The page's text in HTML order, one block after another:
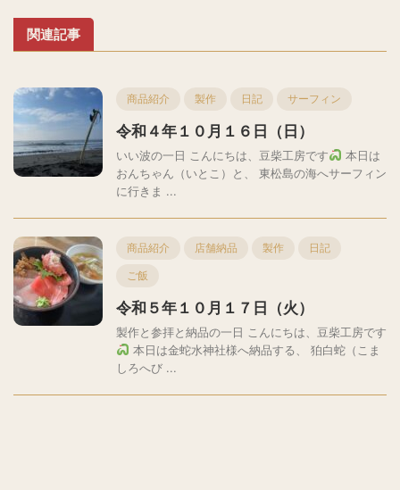
関連記事
商品紹介 製作 日記 サーフィン
令和４年１０月１６日（日）
いい波の一日 こんにちは、豆柴工房です
本日は
おんちゃん（いとこ）と、 東松島の海へサーフィン
に行きま ...
商品紹介 店舗納品 製作 日記
ご飯
令和５年１０月１７日（火）
製作と参拝と納品の一日 こんにちは、豆柴工房です
本日は金蛇水神社様へ納品する、 狛白蛇（こま
しろへび ...